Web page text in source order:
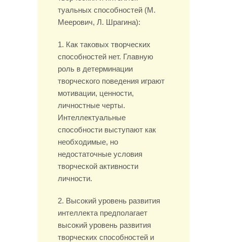
туальных способностей (М.
Меерович, Л. Шрагина):
1. Как таковых творческих
способностей нет. Главную
роль в детер­ми­нации
творческого поведения играют
мотивации, ценности,
личностные черты.
Интеллектуальные
способности выступают как
необходимые, но
недостаточные условия
творческой активности
личности.
2. Высокий уровень развития
интеллекта предполагает
высокий уровень развития
творческих способностей и